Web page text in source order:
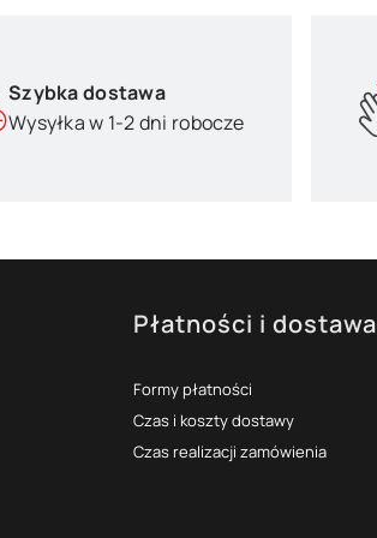
Szybka dostawa
Wysyłka w 1-2 dni robocze
Płatności i dostawa
Formy płatności
Czas i koszty dostawy
Czas realizacji zamówienia